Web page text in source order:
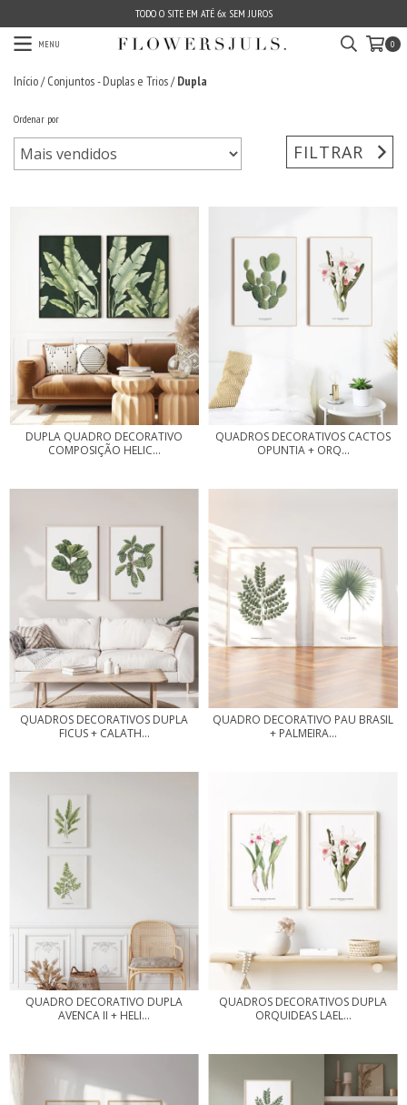
TODO O SITE EM ATÉ 6x SEM JUROS
MENU 0
Início/ Conjuntos - Duplas e Trios/ Dupla
Ordenar por
FILTRAR
DUPLA QUADRO DECORATIVO
COMPOSIÇÃO HELIC...
QUADROS DECORATIVOS CACTOS
OPUNTIA + ORQ...
QUADROS DECORATIVOS DUPLA
FICUS + CALATH...
QUADRO DECORATIVO PAU BRASIL
+ PALMEIRA...
QUADRO DECORATIVO DUPLA
AVENCA II + HELI...
QUADROS DECORATIVOS DUPLA
ORQUIDEAS LAEL...